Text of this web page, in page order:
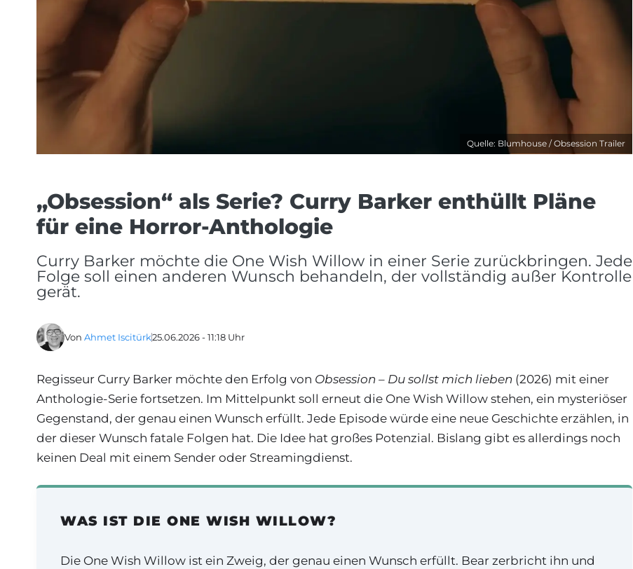
Quelle: Blumhouse / Obsession Trailer
„Obsession“ als Serie? Curry Barker enthüllt Pläne
für eine Horror-Anthologie
Curry Barker möchte die One Wish Willow in einer Serie zurückbringen. Jede
Folge soll einen anderen Wunsch behandeln, der vollständig außer Kontrolle
gerät.
Von Ahmet Iscitürk25.06.2026 - 11:18 Uhr
Regisseur Curry Barker möchte den Erfolg von Obsession – Du sollst mich lieben (2026) mit einer
Anthologie-Serie fortsetzen. Im Mittelpunkt soll erneut die One Wish Willow stehen, ein mysteriöser
Gegenstand, der genau einen Wunsch erfüllt. Jede Episode würde eine neue Geschichte erzählen, in
der dieser Wunsch fatale Folgen hat. Die Idee hat großes Potenzial. Bislang gibt es allerdings noch
keinen Deal mit einem Sender oder Streamingdienst.
WAS IST DIE ONE WISH WILLOW?
Die One Wish Willow ist ein Zweig, der genau einen Wunsch erfüllt. Bear zerbricht ihn und